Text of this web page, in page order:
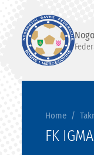
Home
FK